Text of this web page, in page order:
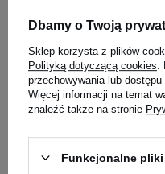
Dbamy o Twoją
Sklep korzysta z plików
Polityką dotyczącą cookies
przechowywania lub
Więcej informacji na temat
znaleźć także na stronie
Funkcjonalne